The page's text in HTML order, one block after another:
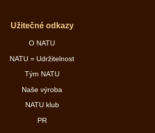
Užitečné odkazy
O NATU
NATU = Udržitelnost
Tým NATU
Naše výroba
NATU klub
PR